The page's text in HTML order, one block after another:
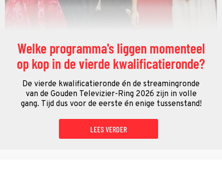
Welke programma's liggen momenteel
op kop in de vierde kwalificatieronde?
De vierde kwalificatieronde én de streamingronde
van de Gouden Televizier-Ring 2026 zijn in volle
gang. Tijd dus voor de eerste én enige tussenstand!
LEES VERDER